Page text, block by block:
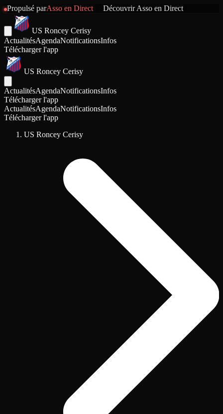
Propulsé parAsso en Direct DécouvrirAsso en Direct
US Roncey Cerisy
ActualitésAgendaNotificationsInfos
Télécharger l'app
US Roncey Cerisy
ActualitésAgendaNotificationsInfos
Télécharger l'app
ActualitésAgendaNotificationsInfos
Télécharger l'app
US Roncey Cerisy